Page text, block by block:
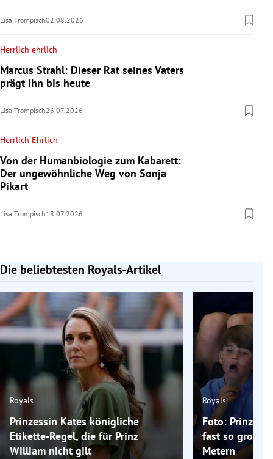
Lisa Trompisch02.08.2026
Herrlich ehrlich
Marcus Strahl: Dieser Rat seines Vaters
prägt ihn bis heute
Lisa Trompisch26.07.2026
Herrlich Ehrlich
Von der Humanbiologie zum Kabarett:
Der ungewöhnliche Weg von Sonja
Pikart
Lisa Trompisch18.07.2026
Die beliebtesten Royals-Artikel
Slide 1 von 7
Royals
Prinzessin Kates königliche
Etikette-Regel, die für Prinz
William nicht gilt
Royals
Foto: Prinz
fast so groß
Metern